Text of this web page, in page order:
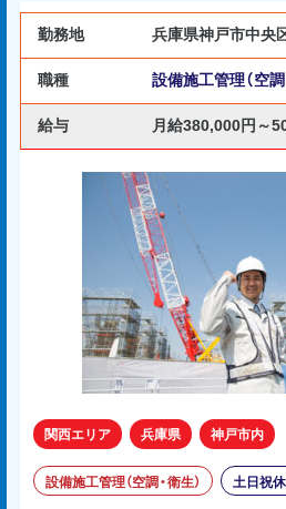
勤務地 兵庫県神戸市中央
職種 設備施工管理（空調
給与 月給380,000円～
関西エリア 兵庫県 神戸市内
設備施工管理（空調・衛生） 土日祝